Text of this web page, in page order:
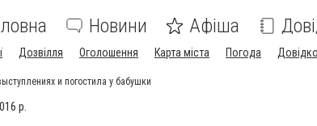
Новини Афіша
Дозвілля Оголошення Карта міста Погода
и погостила у бабушки
р.